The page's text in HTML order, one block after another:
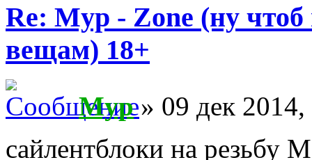
Re: Myp - Zone (ну
вещам) 18+
Myp» 09 дек 2014,
сайлентблоки на резьбу